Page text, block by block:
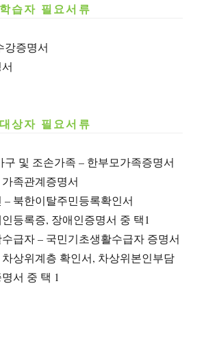
습자 필요서류
강증명서
상자 필요서류
구 및 조손가족 – 한부모가족증명서
족관계증명서
– 북한이탈주민등록확인서
등록증, 장애인증명서 중 택1
급자 – 국민기초생활수급자 증명서
상위계층 확인서, 차상위본인부담
서 중 택 1